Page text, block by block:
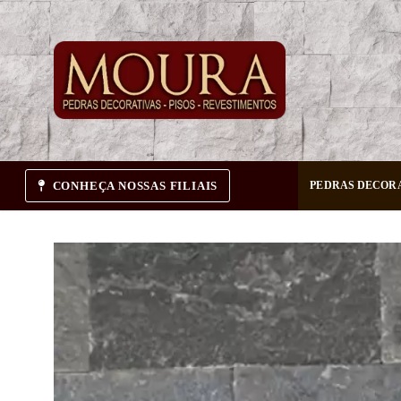
Pular
para
conteúdo
CONHEÇA NOSSAS FILIAIS PEDRAS